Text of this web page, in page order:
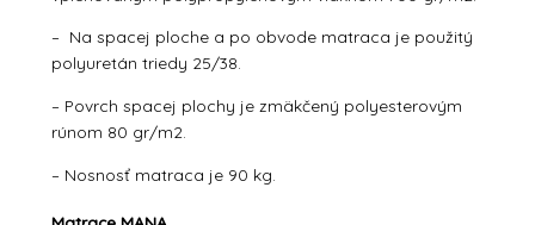
– Na spacej ploche a po obvode matraca je použitý
polyuretán triedy 25/38.
– Povrch spacej plochy je zmäkčený polyesterovým
rúnom 80 gr/m2.
– Nosnosť matraca je 90 kg.